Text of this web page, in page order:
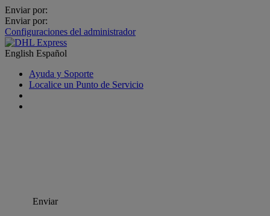
Enviar por:
Enviar por:
Configuraciones del administrador
English Español
Ayuda y Soporte
Localice un Punto de Servicio
Enviar